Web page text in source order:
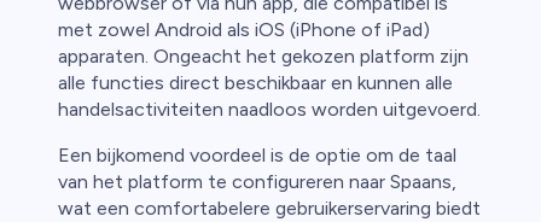
met zowel Android als iOS (iPhone of iPad)
apparaten. Ongeacht het gekozen platform zijn
alle functies direct beschikbaar en kunnen alle
handelsactiviteiten naadloos worden uitgevoerd.
Een bijkomend voordeel is de optie om de taal
van het platform te configureren naar Spaans,
wat een comfortabelere gebruikerservaring biedt